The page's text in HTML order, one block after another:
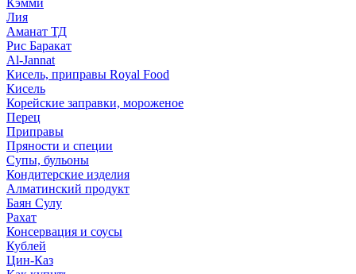
Кэмми
Лия
Аманат ТД
Рис Баракат
Al-Jannat
Кисель, приправы Royal Food
Кисель
Корейские заправки, мороженое
Перец
Приправы
Пряности и специи
Супы, бульоны
Кондитерские изделия
Алматинский продукт
Баян Сулу
Рахат
Консервация и соусы
Кублей
Цин-Каз